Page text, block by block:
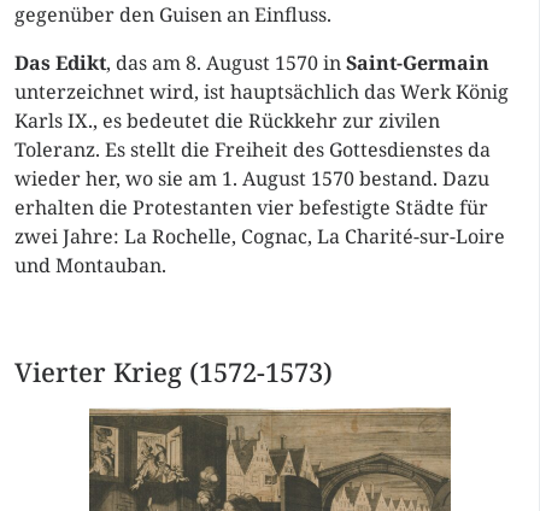
gegenüber den Guisen an Einfluss.
Das Edikt, das am 8. August 1570 inSaint-Germain
unterzeichnet wird, ist hauptsächlich das Werk König
Karls IX., es bedeutet die Rückkehr zur zivilen
Toleranz. Es stellt die Freiheit des Gottesdienstes da
wieder her, wo sie am 1. August 1570 bestand. Dazu
erhalten die Protestanten vier befestigte Städte für
zwei Jahre: La Rochelle, Cognac, La Charité-sur-Loire
und Montauban.
Vierter Krieg (1572-1573)